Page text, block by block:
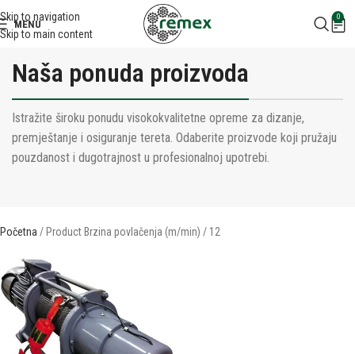
Skip to navigation
Skip to main content
MENU
0
Naša ponuda proizvoda
Istražite široku ponudu visokokvalitetne opreme za dizanje,
premještanje i osiguranje tereta. Odaberite proizvode koji pružaju
pouzdanost i dugotrajnost u profesionalnoj upotrebi.
Početna Product Brzina povlačenja (m/min) 12